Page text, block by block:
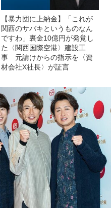
【暴力団に上納金】「これが
関西のサバキというものなん
ですわ」裏金10億円が発覚し
た〈関西国際空港〉建設工
事 元請けからの指示を〈資
材会社X社長〉が証言